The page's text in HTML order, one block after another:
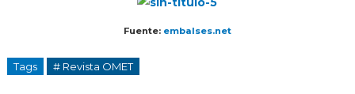
Fuente: embalses.net
Tags # Revista OMET